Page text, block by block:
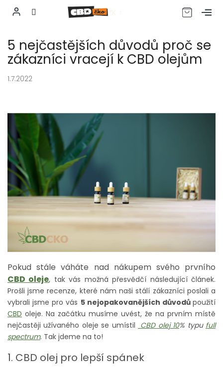
obsah
CZK
5 nejčastějších důvodů proč se
zákazníci vracejí k CBD olejům
1.7.2022
Pokud stále váháte nad nákupem svého prvního
CBD oleje, tak vás možná přesvědčí následující článek.
Prošli jsme recenze, které nám naši stálí zákazníci poslali a
vybrali jsme pro vás 5 nejopakovanějších důvodůpoužití
CBD oleje. Na začátku musíme uvést, že na prvním místě
nejčastěji užívaného oleje se umístil CBD olej 10% typu full
spectrum. Tak jdeme na to!
1. CBD olej pro lepší spánek